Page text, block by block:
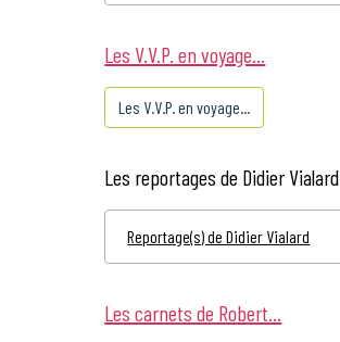
Les V.V.P. en voyage...
Les V.V.P. en voyage...
Les reportages de Didier Vialard
Reportage(s) de Didier Vialard
Les carnets de Robert...